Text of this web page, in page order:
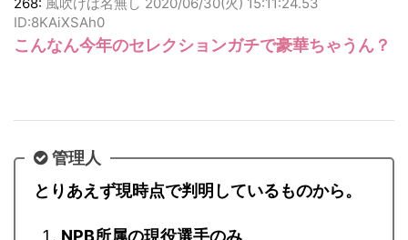
268:風吹けば名無し
ID:8KAiXSAh0
こんなん今年のセレクションガチで豪華ちゃうん？
とりあえず現時点で判明しているものから。